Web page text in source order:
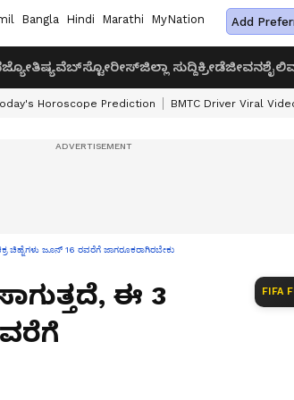
Bangla Hindi Marathi MyNation Add
ಜ್ಯೋತಿಷ್ಯವೆಬ್‌ಸ್ಟೋರೀಸ್ಜಿಲ್ಲಾ ಸುದ್ದಿಕ್ರೀಡೆಜೀವನಶೈಲಿ
Horoscope Prediction BMTC Driver Viral
ಚಿಹ್ನೆಗಳು ಜೂನ್ 16 ರವರೆಗೆ ಜಾಗರೂಕರಾಗಿರಬೇಕು
ಈ 3
FIFA